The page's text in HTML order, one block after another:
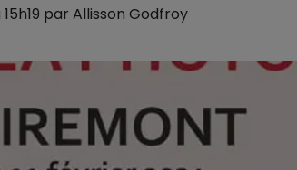
par Allisson Godfroy